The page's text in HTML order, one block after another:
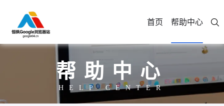
首页 帮助中心
帮助中心
HELP CENTER